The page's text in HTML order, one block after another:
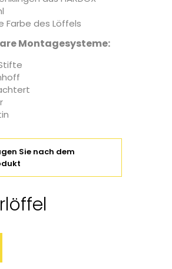
Farbe des Löffels
Montagesysteme:
Sie nach dem